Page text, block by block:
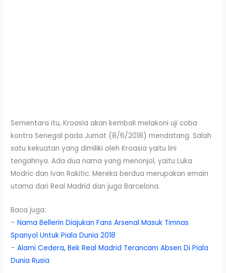
Sementara itu, Kroasia akan kembali melakoni uji coba
kontra Senegal pada Jumat (8/6/2018) mendatang. Salah
satu kekuatan yang dimiliki oleh Kroasia yaitu lini
tengahnya. Ada dua nama yang menonjol, yaitu Luka
Modric dan Ivan Rakitic. Mereka berdua merupakan emain
utama dari Real Madrid dan juga Barcelona.
Baca juga:
–Nama Bellerin Diajukan Fans Arsenal Masuk Timnas
Spanyol Untuk Piala Dunia 2018
–Alami Cedera, Bek Real Madrid Terancam Absen Di Piala
Dunia Rusia